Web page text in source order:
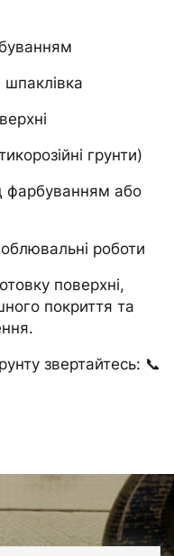
шпаклівка
грунти)
фарбуванням або
роботи
поверхні,
покриття та
звертайтесь: 📞